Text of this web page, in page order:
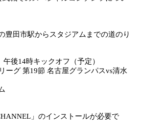
豊田市駅からスタジアムまでの道のり
後14時キックオフ（予定）
ーグ 第19節 名古屋グランパスvs清水
」のインストールが必要で